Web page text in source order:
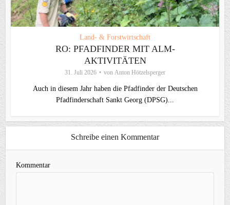
Land- & Forstwirtschaft
RO: PFADFINDER MIT ALM-
AKTIVITÄTEN
31. Juli 2026 von Anton Hötzelsperger
Auch in diesem Jahr haben die Pfadfinder der Deutschen
Pfadfinderschaft Sankt Georg (DPSG)...
Schreibe einen Kommentar
Kommentar